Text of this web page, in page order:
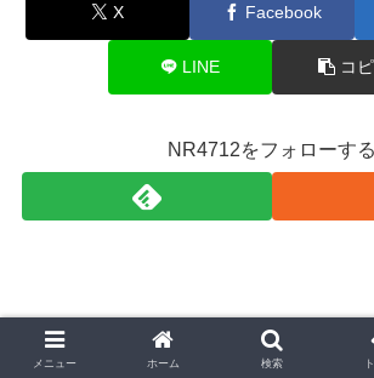
X Facebook
LINE コ
NR4712をフォローする
コメント
メニュー ホーム 検索